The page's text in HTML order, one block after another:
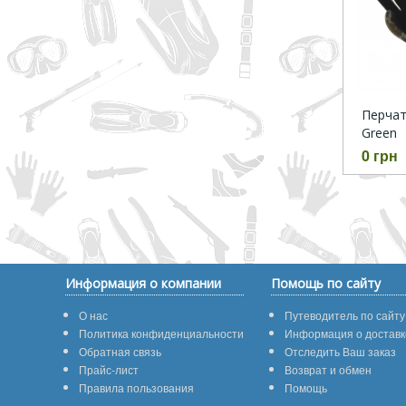
Green
0 грн
Информация о компании
О нас
Политика конфиденциальности
Обратная связь
Прайс-лист
Правила пользования
Помощь по сайту
Путеводитель по сайту
Информация о
Отследить Ваш заказ
Возврат и обмен
Помощь